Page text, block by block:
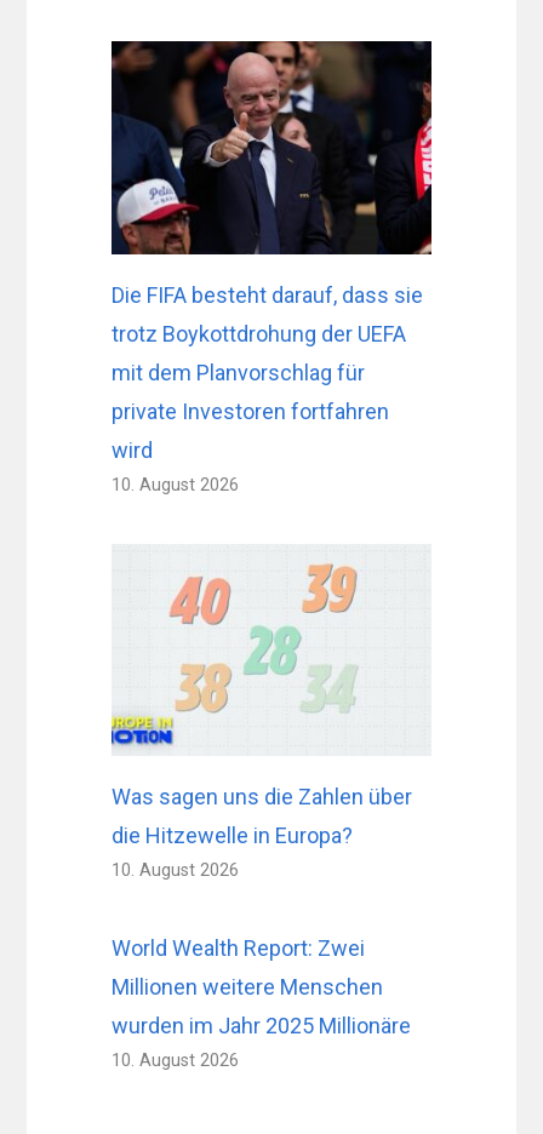
Die FIFA besteht darauf, dass sie
trotz Boykottdrohung der UEFA
mit dem Planvorschlag für
private Investoren fortfahren
wird
10. August 2026
Was sagen uns die Zahlen über
die Hitzewelle in Europa?
10. August 2026
World Wealth Report: Zwei
Millionen weitere Menschen
wurden im Jahr 2025 Millionäre
10. August 2026